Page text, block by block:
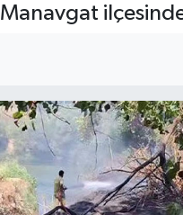
Fikstür